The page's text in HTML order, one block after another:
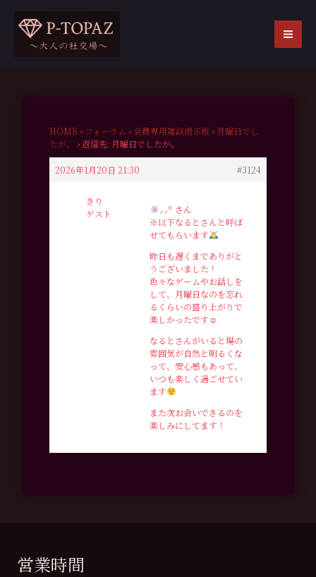
HOME › フォーラム › 会員専用雑談掲示板 › 月曜日でし
たが。
›返信先: 月曜日でしたが。
2026年1月20日 21:30 #3124
きり
ゲスト
⸝⸝꙳ さん
※以下なるとさんと呼ば
せてもらいます
昨日も遅くまでありがと
うございました！
色々なゲームやお話しを
して、月曜日なのを忘れ
るくらいの盛り上がりで
楽しかったです☺︎
なるとさんがいると場の
雰囲気が自然と明るくな
って、安心感もあって、
いつも楽しく過ごせてい
ます
また次お会いできるのを
楽しみにしてます！
営業時間